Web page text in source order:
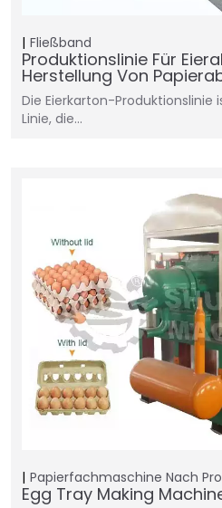
Fließband
Produktionslinie Für
Herstellung Von
Die Eierkarton-
Linie, die...
Papierfachmaschine Nach
Egg Tray Making